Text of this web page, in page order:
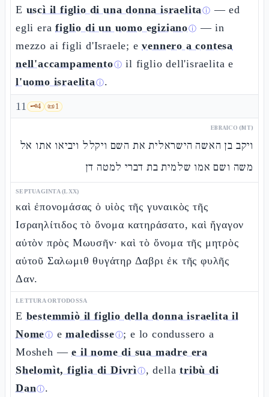
E uscì il figlio di una donna israelitaⓘ — ed
egli erafiglio di un uomo egizianoⓘ — in
mezzo ai figli d'Israele; evennero a contesa
nell'accampamentoⓘ il figlio dell'israelita e
l'uomo israelitaⓘ.
11 🗝️4 📜1
EBRAICO (MT)
ויקב בן האשה הישראלית את השם ויקלל ויביאו אתו אל
משה ושם אמו שלמית בת דברי למטה דן
SEPTUAGINTA (LXX)
καὶ ἐπονομάσας ὁ υἱὸς τῆς γυναικὸς τῆς
Ισραηλίτιδος τὸ ὄνομα κατηράσατο, καὶ ἤγαγον
αὐτὸν πρὸς Μωυσῆν· καὶ τὸ ὄνομα τῆς μητρὸς
αὐτοῦ Σαλωμιθ θυγάτηρ Δαβρι ἐκ τῆς φυλῆς
Δαν.
LETTURA ORTODOSSA
E bestemmiò il figlio della donna israelita il
Nomeⓘ emaledisseⓘ; e lo condussero a
Mosheh —e il nome di sua madre era
Shelomìt, figlia di Divrìⓘ, dellatribù di
Danⓘ.